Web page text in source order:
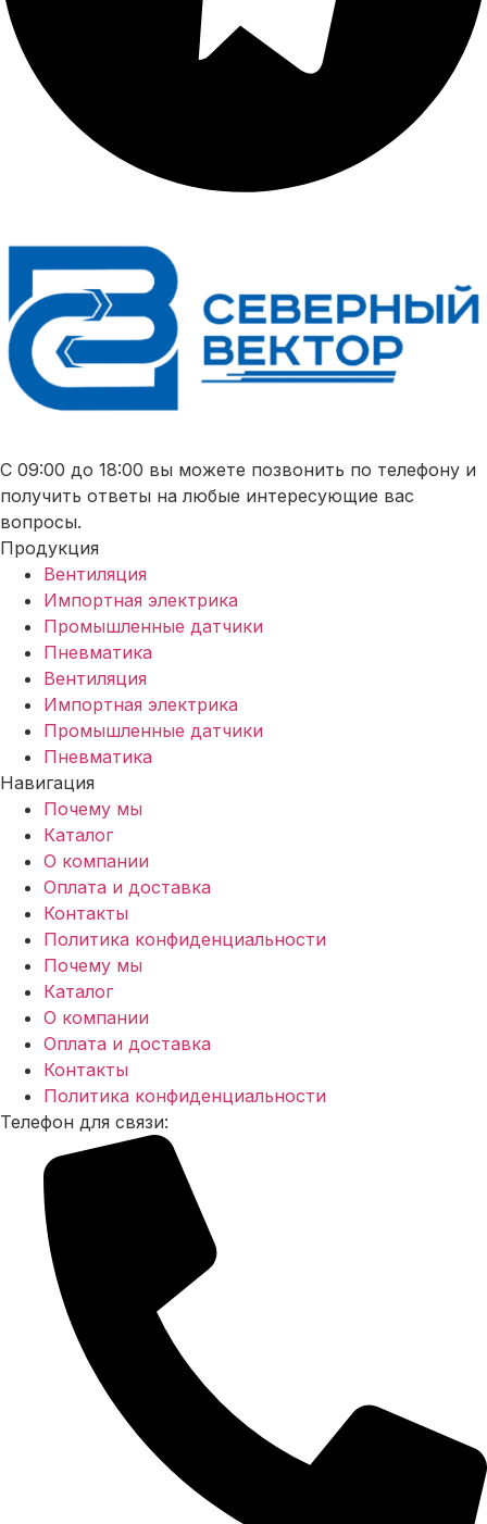
С 09:00 до 18:00 вы можете позвонить по телефону и
получить ответы на любые интересующие вас
вопросы.
Продукция
Вентиляция
Импортная электрика
Промышленные датчики
Пневматика
Вентиляция
Импортная электрика
Промышленные датчики
Пневматика
Навигация
Почему мы
Каталог
О компании
Оплата и доставка
Контакты
Политика конфиденциальности
Почему мы
Каталог
О компании
Оплата и доставка
Контакты
Политика конфиденциальности
Телефон для связи: